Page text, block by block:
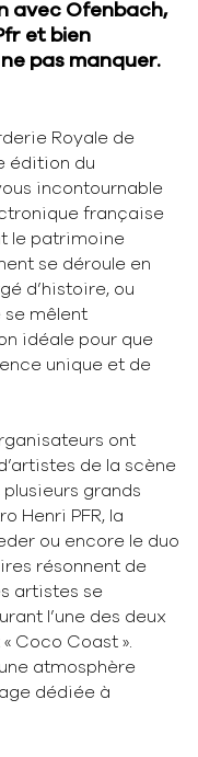
avec Ofenbach,
et bien
pas manquer.
Royale de
édition du
incontournable
française
le patrimoine
se déroule en
d’histoire, ou
se mêlent
idéale pour que
unique et de
ont
de la scène
grands
Henri PFR, la
ou encore le duo
résonnent de
artistes se
l’une des deux
Coco Coast ».
une atmosphère
dédiée à